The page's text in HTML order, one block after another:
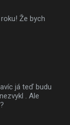
Že bych
já teď budu
. Ale